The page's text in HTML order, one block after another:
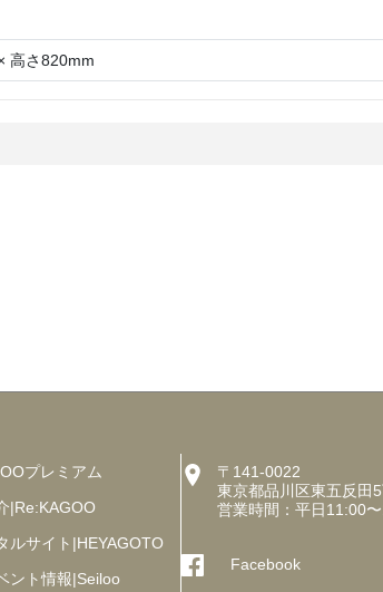
高さ820mm
プレミアム
|Re:KAGOO
ルサイト|HEYAGOTO
ント情報|Seiloo
〒141-0022
東京都品川区東五反田
営業時間：平日11:00
Facebook